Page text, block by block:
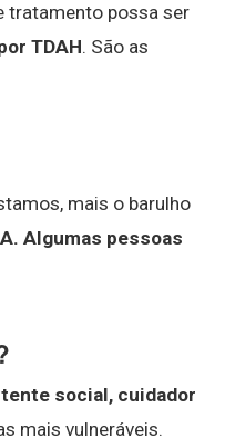
tratamento possa ser
TDAH. São as
mais o barulho
Algumas pessoas
social, cuidador
mais vulneráveis.